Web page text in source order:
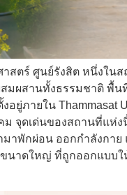
ตร์ ศูนย์รังสิต หนึ่งใน
มผสานทั้งธรรมชาติ พื้
ยู่ภายใน
ดเด่นของสถานที่แห่ง
พักผ่อน ออกกำลังกาย
าดใหญ่ ที่ถูกออกแบบ